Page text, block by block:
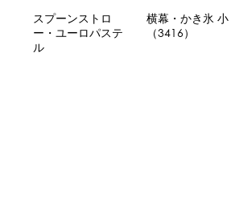
スプーンストロ
ー・ユーロパステ
ル
横幕・かき氷 小
（3416）